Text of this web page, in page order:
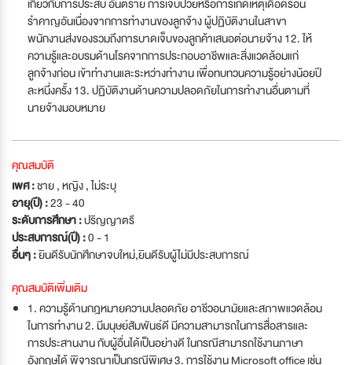
เกี่ยวกับการประสบ อันตราย การเจ็บป่วยหรือการเกิดเหตุเดือดร้อน
รำคาญอันเนื่องจากการทำงานของลูกจ้าง ผู้ปฏิบัติงานในสาขา
พนักงานส่งของรวมถึงการบาดเจ็บของลูกค้าเสนอต่อนายจ้าง 12. ให้
ความรู้และอบรมด้านโรคจากการประกอบอาชีพและสิ่งแวดล้อมแก่
ลูกจ้างก่อน เข้าทำงานและระหว่างทำงาน เพื่อทบทวนความรู้อย่างน้อยปี
ละหนึ่งครั้ง 13. ปฏิบัติงานด้านความปลอดภัยในการทำงานอื่นตามที่
นายจ้างมอบหมาย
คุณสมบัติ
เพศ :ชาย , หญิง , ไม่ระบุ
อายุ(ปี) :23 - 40
ระดับการศึกษา :ปริญญาตรี
ประสบการณ์(ปี) :0 - 1
อื่นๆ :ยินดีรับนักศึกษาจบใหม่,ยินดีรับผู้ไม่มีประสบการณ์
คุณสมบัติเพิ่มเติม
1. ความรู้ด้านกฎหมายความปลอดภัย อาชีวอนามัยและสภาพแวดล้อม
ในการทำงาน 2. มีมนุษย์สัมพันธ์ดี มีความสามารถในการสื่อสารและ
การประสานงาน กับผู้อื่นได้เป็นอย่างดี ในกรณีสามารถใช้งานภาษา
อังกฤษได้ พิจารณาเป็นกรณีพิเศษ 3. การใช้งาน Microsoft office เช่น